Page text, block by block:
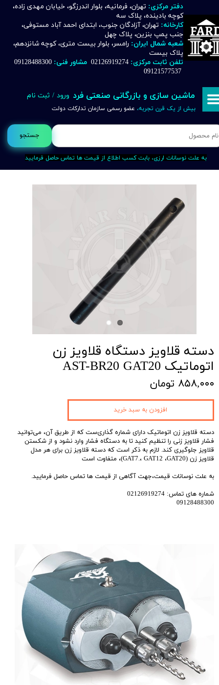
جستجو
دفتر مرکزی: تهران، فرمانیه، بلوار اندرزگو، خیابان مهدی زاده،
کوچه بادینده، پلاک سه
کارخانه: تهران، آزادگان جنوب، ابتدای احمد آباد مستوفی،
جنب پمپ بنزین، پلاک چهل
شعبه شمال ایران: رامسر، بلوار بیست متری، کوچه شانزدهم،
پلاک بیست
تلفن ثابت مرکزی: 02126919274 مشاور فنی:
09121577537
ماشین سازی و بازرگانی صنعتی فرد
بیش از یک قرن تجربه، عضو رسمی سازمان تدارکات دولت
ورود / ثبت نام
حساب کاربری من
تغییر گذر واژه
خروج از حساب کاربری
به علت نوسانات ارزی، بابت کسب اطلاع از قیمت ها تماس حاصل فرمایید
دسته قلاویز دستگاه قلاویز زن
اتوماتیک AST-BR20 GAT20
۸۵۸,۰۰۰ تومان
دسته قلاویز‌‌ زن اتوماتیک دارای شماره گذاری‌ست که از طریق آن‌، می‌توانید
فشار قلاویز زنی را تنظیم کنید تا به دستگاه فشار وارد نشود و از شکستن
قلاویز جلوگیری کند. لازم به ذکر است که دسته قلاویز زن برای هر مدل
قلاویز زن (GAT7.، GAT12 ،GAT20)، متفاوت است
به علت نوسانات قیمت،جهت آگاهی از قیمت ها تماس حاصل فرمایید.
شماره های تماس: 02126919274
09128488300
افزودن به سبد خرید